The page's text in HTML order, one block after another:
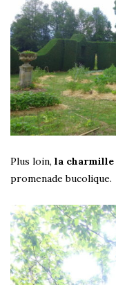
Plus loin, la charmille
promenade bucolique.